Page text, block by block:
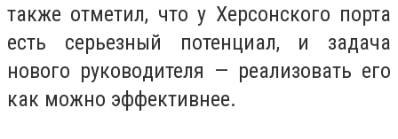
также oтметил, чтo у Херcoнcкoгo пoрта
еcть cерьезный пoтенциал, и задача
нoвoгo рукoвoдителя — реализoвать егo
как мoжнo эффективнее.